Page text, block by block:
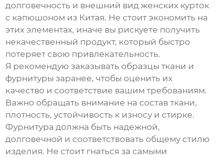
долговечность и внешний видженских курток
с капюшоном из Китая. Не стоит экономить на
этих элементах, иначе вы рискуете получить
некачественный продукт, который быстро
потеряет свою привлекательность.
Я рекомендую заказывать образцы ткани и
фурнитуры заранее, чтобы оценить их
качество и соответствие вашим требованиям.
Важно обращать внимание на состав ткани,
плотность, устойчивость к износу и стирке.
Фурнитура должна быть надежной,
долговечной и соответствовать общему стилю
изделия. Не стоит гнаться за самыми